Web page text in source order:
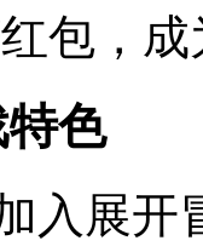
包，
色
入展